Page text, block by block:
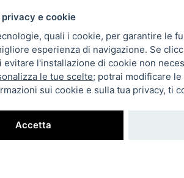
Uomo
Donna
Brand
Tutti i prodotti
privacy e cookie
quali i cookie, per garantire le
esperienza di navigazione. Se
evitare l'installazione di cookie non
le tue scelte; potrai modificare
sui cookie e sulla tua privacy, ti
Accetta